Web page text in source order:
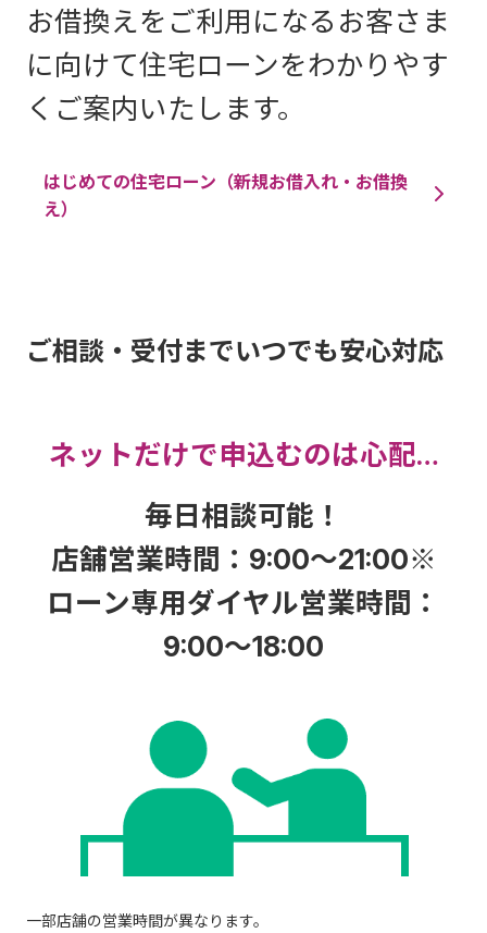
お借換えをご利用になるお客さま
に向けて住宅ローンをわかりやす
くご案内いたします。
はじめての住宅ローン（新規お借入れ・お借換
え）
ご相談・受付までいつでも安心対応
ネットだけで申込むのは心配…
毎日相談可能！
店舗営業時間：9:00～21:00※
ローン専用ダイヤル営業時間：
9:00～18:00
一部店舗の営業時間が異なります。